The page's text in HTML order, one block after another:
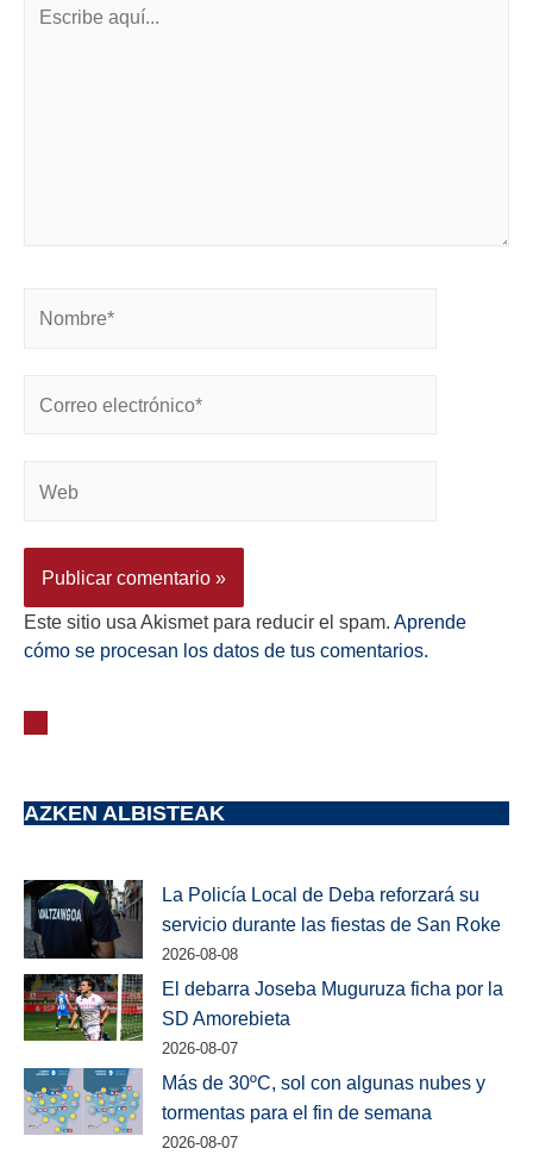
Este sitio usa Akismet para reducir el spam. Aprende
cómo se procesan los datos de tus comentarios.
AZKEN ALBISTEAK
La Policía Local de Deba reforzará su
servicio durante las fiestas de San Roke
2026-08-08
El debarra Joseba Muguruza ficha por la
SD Amorebieta
2026-08-07
Más de 30ºC, sol con algunas nubes y
tormentas para el fin de semana
2026-08-07